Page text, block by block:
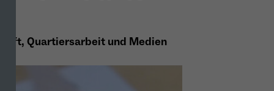
Quartiersarbeit und Medien